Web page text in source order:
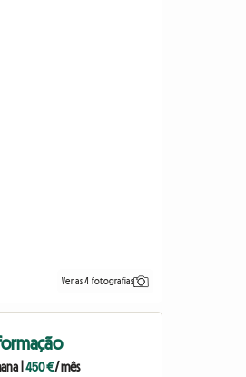
Ver as 4 fotografias
450 €/ mês